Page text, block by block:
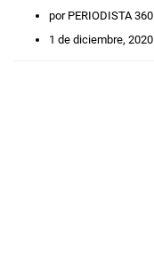
por PERIODISTA 360
1 de diciembre, 2020